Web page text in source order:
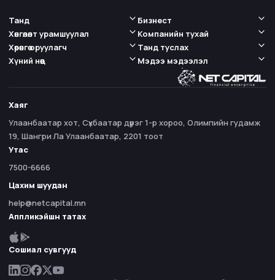
Танд
Хөнгөлөлт урамшуулал
Бизнест
Компанийн тухай
Хөрөнгө оруулагч
Хүний нөөц
Танд туслах
Мэдээ мэдээлэл
Хаяг
Улаанбаатар хот, Сүхбаатар дүүрэг 1-р хороо, Олимпийн гудамж
19, Шангри Ла Улаанбаатар, 2201 тоот
Утас
7500-6666
Цахим шуудан
help@netcapital.mn
Аппликэйшн татах
Сошиал сувгууд